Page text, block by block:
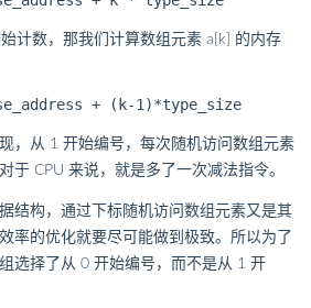
计数，那我们计算数组元素 a[k] 的内存
，从 1 开始编号，每次随机访问数组元素
于 CPU 来说，就是多了一次减法指令。
结构，通过下标随机访问数组元素又是其
率的优化就要尽可能做到极致。所以为了
选择了从 0 开始编号，而不是从 1 开